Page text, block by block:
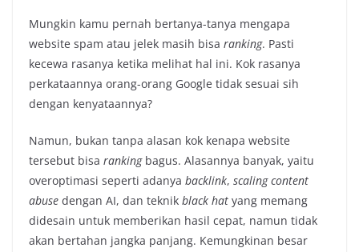
Mungkin kamu pernah bertanya-tanya mengapa
website spam atau jelek masih bisa ranking. Pasti
kecewa rasanya ketika melihat hal ini. Kok rasanya
perkataannya orang-orang Google tidak sesuai sih
dengan kenyataannya?
Namun, bukan tanpa alasan kok kenapa website
tersebut bisa ranking bagus. Alasannya banyak, yaitu
overoptimasi seperti adanya backlink, scaling content
abuse dengan AI, dan teknik black hat yang memang
didesain untuk memberikan hasil cepat, namun tidak
akan bertahan jangka panjang. Kemungkinan besar